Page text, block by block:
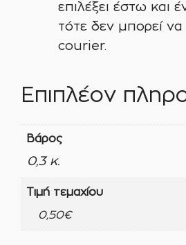
επιλέξει έστω και
τότε δεν μπορεί να
courier.
Επιπλέον
Βάρος
0,3 κ.
Τιμή τεμαχίου
0,50€